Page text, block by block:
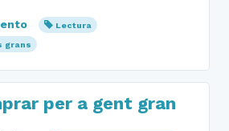
Lectura
grans
per a gent gran